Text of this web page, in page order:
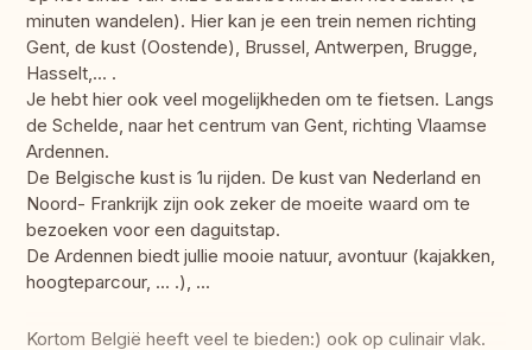
minuten wandelen). Hier kan je een trein nemen richting
Gent, de kust (Oostende), Brussel, Antwerpen, Brugge,
Hasselt,... .
Je hebt hier ook veel mogelijkheden om te fietsen. Langs
de Schelde, naar het centrum van Gent, richting Vlaamse
Ardennen.
De Belgische kust is 1u rijden. De kust van Nederland en
Noord- Frankrijk zijn ook zeker de moeite waard om te
bezoeken voor een daguitstap.
De Ardennen biedt jullie mooie natuur, avontuur (kajakken,
hoogteparcour, ... .), ...
Kortom België heeft veel te bieden:) ook op culinair vlak.